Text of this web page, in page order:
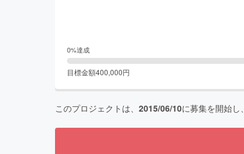
0%達成
目標金額400,000円
このプロジェクトは、 2015/06/10に募集を開始し